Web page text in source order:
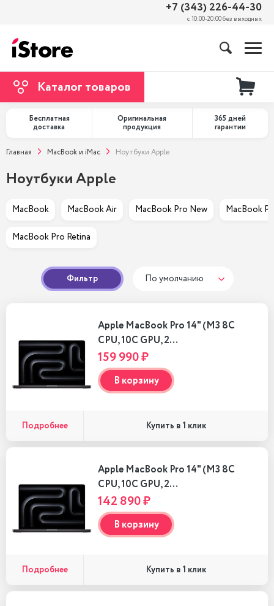
+7 (343) 226-44-30
с 10:00-20:00 без выходных
Каталог товаров
Бесплатная
доставка
Оригинальная
продукция
365 дней
гарантии
Главная MacBook и iMac Ноутбуки Apple
Ноутбуки Apple
MacBook MacBook Air MacBook Pro New MacBook
MacBook Pro Retina
Фильтр По умолчанию
Apple MacBook Pro 14" (M3 8C
CPU, 10C GPU, 2…
159 990 ₽
В корзину
Подробнее Купить в 1 клик
Apple MacBook Pro 14" (M3 8C
CPU, 10C GPU, 2…
142 890 ₽
В корзину
Подробнее Купить в 1 клик